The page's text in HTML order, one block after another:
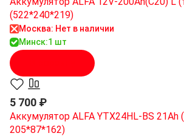
(522*240*219)
Москва: Нет в наличии
Минск:1 шт
5 700 ₽
Аккумулятор ALFA YTX24HL-BS 21Ah
205*87*162)